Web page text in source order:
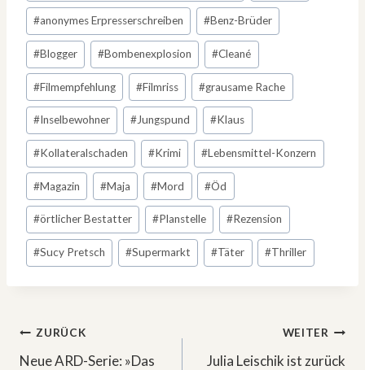
#anonymes Erpresserschreiben #Benz-Brüder
#Blogger #Bombenexplosion #Cleané
#Filmempfehlung #Filmriss #grausame Rache
#Inselbewohner #Jungspund #Klaus
#Kollateralschaden #Krimi #Lebensmittel-Konzern
#Magazin #Maja #Mord #Öd
#örtlicher Bestatter #Planstelle #Rezension
#Sucy Pretsch #Supermarkt #Täter #Thriller
Beitragsnavigation
ZURÜCK
Neue ARD-Serie: »Das
WEITER
Julia Leischik ist zurück